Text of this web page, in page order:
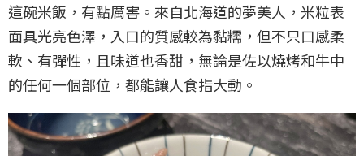
這碗米飯，有點厲害。來自北海道的夢美人，米粒表
面具光亮色澤，入口的質感較為黏糯，但不只口感柔
軟、有彈性，且味道也香甜，無論是佐以燒烤和牛中
的任何一個部位，都能讓人食指大動。